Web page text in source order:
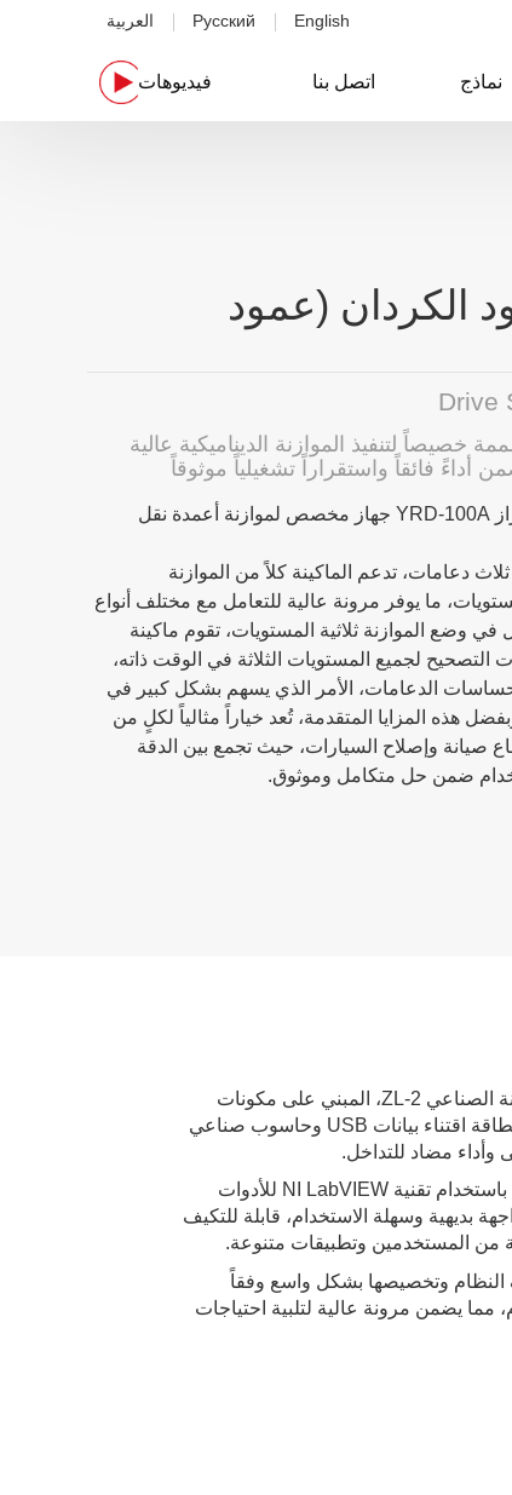
English
Русский العربية
نماذج اتصل بنا فيديوهات
الكردان (عمود
Drive
خصيصاً لتنفيذ الموازنة الديناميكية عالية
أداءً فائقاً واستقراراً تشغيلياً موثوقاً
تُعد ماكينة الموازنة بمحامل صلبة طراز YRD-100A جهاز مخصص لموازنة أعمدة نقل
دعامات، تدعم الماكينة كلاً من الموازنة
ما يوفر مرونة عالية للتعامل مع مختلف أنواع
في وضع الموازنة ثلاثية المستويات، تقوم ماكينة
التصحيح لجميع المستويات الثلاثة في الوقت ذاته،
حساسات الدعامات، الأمر الذي يسهم بشكل كبير في
هذه المزايا المتقدمة، تُعد خياراً مثالياً لكلٍ من
صيانة وإصلاح السيارات، حيث تجمع بين الدقة
ضمن حل متكامل وموثوق.
مزودة بنظام الموازنة الصناعي ZL-2، المبني على مكونات
أجهزة متقدمة، مع بطاقة اقتناء بيانات USB وحاسوب صناعي
وأداء مضاد للتداخل.
البرمجيات المطورة باستخدام تقنية NI LabVIEW للأدوات
بديهية وسهلة الاستخدام، قابلة للتكيف
من المستخدمين وتطبيقات متنوعة.
وتخصيصها بشكل واسع وفقاً
مما يضمن مرونة عالية لتلبية احتياجات